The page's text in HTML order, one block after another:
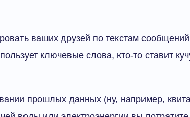
ваших друзей по текстам сообщений
ключевые слова, кто-то ставит
прошлых данных (ну, например,